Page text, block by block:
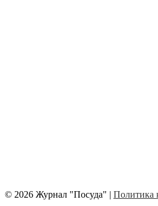
© 2026 Журнал "Посуда" | Политика